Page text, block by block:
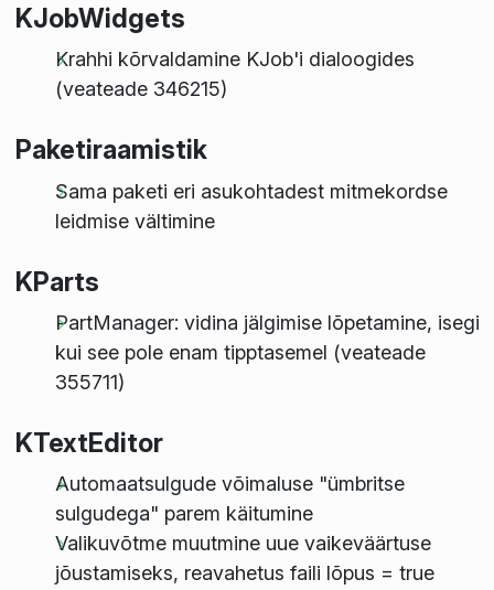
KJobWidgets
Krahhi kõrvaldamine KJob'i dialoogides
(veateade 346215)
Paketiraamistik
Sama paketi eri asukohtadest mitmekordse
leidmise vältimine
KParts
PartManager: vidina jälgimise lõpetamine, isegi
kui see pole enam tipptasemel (veateade
355711)
KTextEditor
Automaatsulgude võimaluse "ümbritse
sulgudega" parem käitumine
Valikuvõtme muutmine uue vaikeväärtuse
jõustamiseks, reavahetus faili lõpus = true